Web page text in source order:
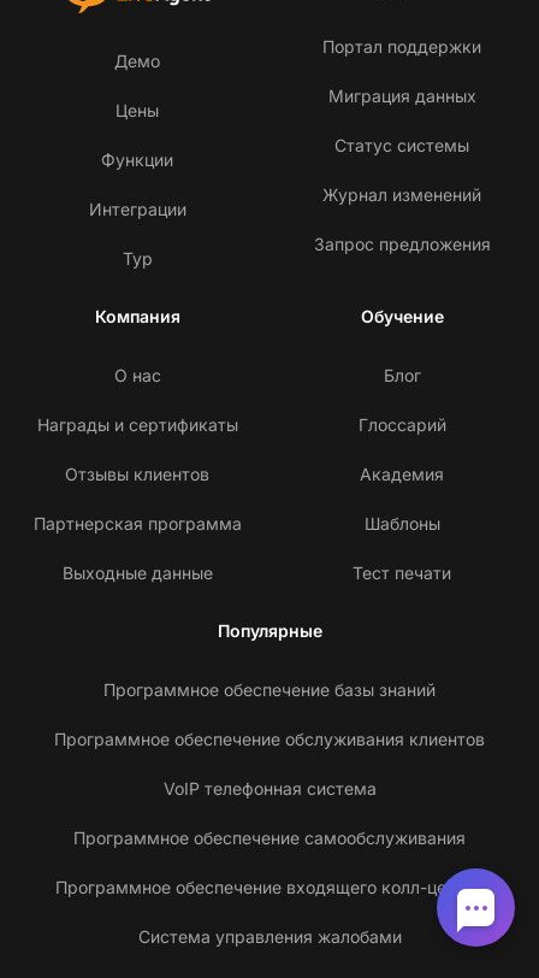
Демо
Цены
Функции
Интеграции
Тур
Портал поддержки
Миграция данных
Статус системы
Журнал изменений
Запрос предложения
Компания
О нас
Награды и сертификаты
Отзывы клиентов
Партнерская программа
Выходные данные
Обучение
Блог
Глоссарий
Академия
Шаблоны
Тест печати
Популярные
Программное обеспечение базы знаний
Программное обеспечение обслуживания клиентов
VoIP телефонная система
Программное обеспечение самообслуживания
Программное обеспечение входящего колл-центра
Система управления жалобами